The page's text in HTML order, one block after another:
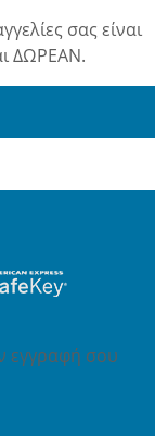
σας είναι
ΔΩΡΕΑΝ.
εγγραφή σου